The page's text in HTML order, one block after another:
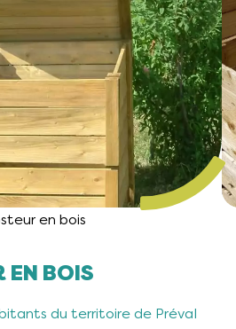
en bois
EN BOIS
du territoire de Préval